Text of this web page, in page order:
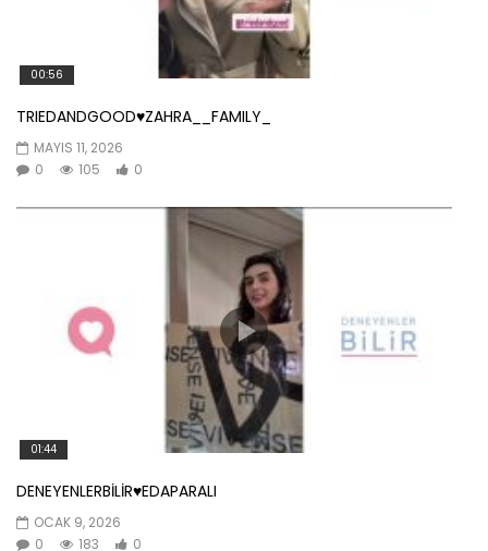
00:56
TRIEDANDGOOD♥️ZAHRA__FAMILY_
MAYIS 11, 2026
0
105 0
01:44
DENEYENLERBİLİR♥️EDAPARALI
OCAK 9, 2026
0
183 0